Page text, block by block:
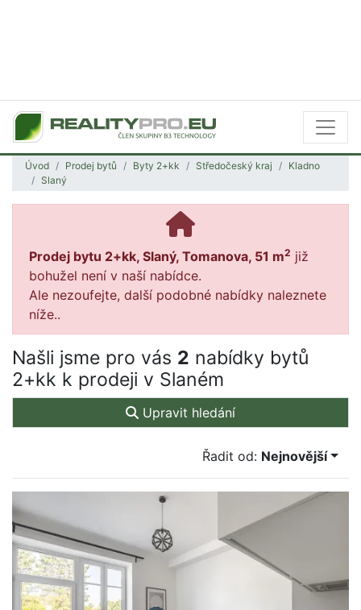
Úvod Prodej bytů Byty 2+kk Středočeský kraj
Kladno
Slaný
Prodej bytu 2+kk, Slaný, Tomanova, 51 m2 již
bohužel není v naší nabídce.
Ale nezoufejte, další podobné nabídky naleznete
níže..
Našli jsme pro vás 2 nabídky bytů
2+kk k prodeji v Slaném
Upravit hledání
Řadit od: Nejnovější